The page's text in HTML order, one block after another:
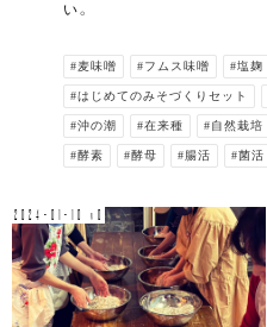
い。
#麦味噌 #フムス味噌 #塩麹
#はじめてのみそづくりセット
#沖の潮 #在来種 #自然栽培
#酵素 #酵母 #腸活 #菌活
2024-01-10 v0